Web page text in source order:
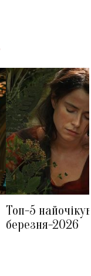
Топ-5
березня-2026